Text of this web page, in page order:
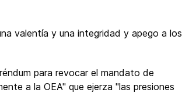
valentía y una integridad y apego a los
para revocar el mandato de
a la OEA" que ejerza "las presiones